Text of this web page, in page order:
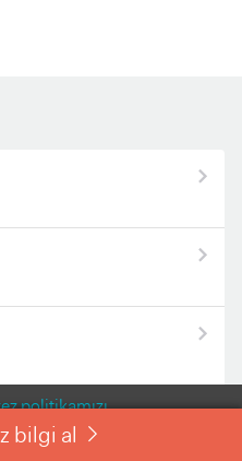
politikamızı
bilgi al right